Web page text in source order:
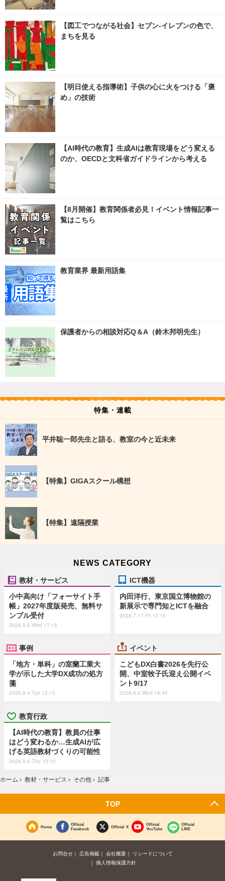
【図工でつながる社会】セブン‐イレブンの色で、
まちを見る
【明日使える指導術】子供の心に火をつける「褒
め」の技術
【AI時代の教育】生成AIは教育現場をどう変える
のか、OECDと文科省ガイドラインから考える
【8月開催】教育関係者必見！イベント情報記事一
覧はこちら
教育業界 最新用語集
保護者からの相談対応Q＆A（鈴木邦明先生）
特集・連載
平井聡一郎先生と語る、教室の今と近未来
【特集】GIGAスクール構想
【特集】遠隔授業
NEWS CATEGORY
教材・サービス
小中高向け「フォーサイト手
帳」2027年度版発売、無料サ
ンプル受付
2026.8.5 Wed 17:15
ICT機器
内田洋行、東京国立博物館の
新展示で専門知とICTを融合
2026.7.17 Fri 13:15
事例
「地方・単科」の室蘭工業大
学が示した大学DX成功の処方
箋
2026.8.4 Tue 12:15
イベント
こどもDX白書2026を先行公
開、中室牧子氏迎え公開イベ
ント9/17
2026.8.5 Wed 18:45
教育行政
【AI時代の教育】教員の仕事
はどう変わるか…生成AIが広
げる英語教材づくりの可能性
2026.8.6 Thu 13:15
ホーム › 教材・サービス › その他 › 記事
TOP
Home
Official
Facebook
Official X
Official
YouTube
Official
LINE
お問合せ 広告掲載 会社概要
リシードについて
個人情報保護方針